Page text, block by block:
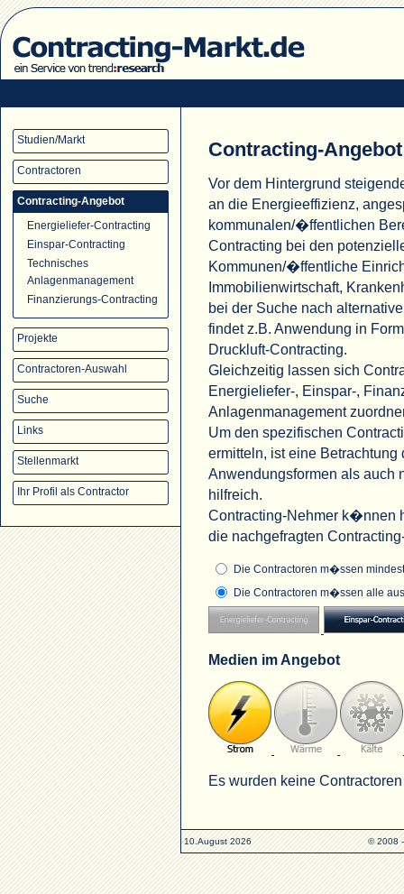
Studien/Markt
Contractoren
Contracting-Angebot
Energieliefer-Contracting
Einspar-Contracting
Technisches
Anlagenmanagement
Finanzierungs-Contracting
Projekte
Contractoren-Auswahl
Suche
Links
Stellenmarkt
Ihr Profil als Contractor
Contracting-Angebot
Vor dem Hintergrund
an die Energieeffizienz,
kommunalen/�ffentlichen
Contracting bei den
Kommunen/�ffentliche
Immobilienwirtschaft,
bei der Suche nach
findet z.B. Anwendung in
Druckluft-Contracting.
Gleichzeitig lassen sich
Energieliefer-, Einspar-,
Anlagenmanagement
Um den spezifischen
ermitteln, ist eine
Anwendungsformen als auch
hilfreich.
Contracting-Nehmer k�nnen
die nachgefragten
Die Contractoren m�ssen
Die Contractoren m�ssen alle
Medien im Angebot
Es wurden keine
10.August 2026 © 2008